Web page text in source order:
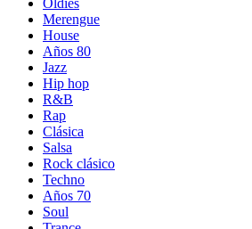
Oldies
Merengue
House
Años 80
Jazz
Hip hop
R&B
Rap
Clásica
Salsa
Rock clásico
Techno
Años 70
Soul